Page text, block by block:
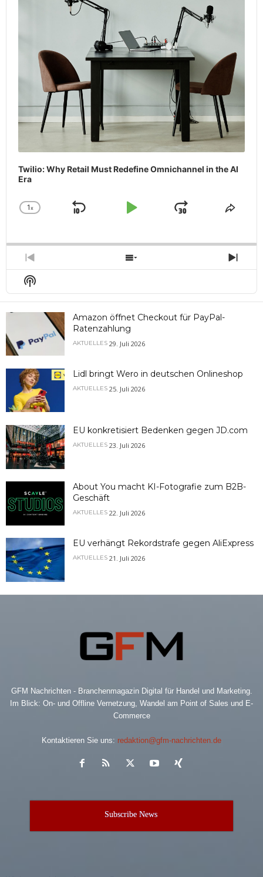
Twilio: Why Retail Must Redefine Omnichannel in the AI
Era
Change
1x
Skip
Play
Jump
Share
Previous
Episode
Show
Episodes
Next
Show
Podcast
Information
Amazon öffnet Checkout für PayPal-
Ratenzahlung
AKTUELLES 29. Juli 2026
Lidl bringt Wero in deutschen Onlineshop
AKTUELLES 25. Juli 2026
EU konkretisiert Bedenken gegen JD.com
AKTUELLES 23. Juli 2026
About You macht KI-Fotografie zum B2B-
Geschäft
AKTUELLES 22. Juli 2026
EU verhängt Rekordstrafe gegen AliExpress
AKTUELLES 21. Juli 2026
GFM Nachrichten - Branchenmagazin Digital für Handel und Marketing.
Im Blick: On- und Offline Vernetzung, Wandel am Point of Sales und E-
Commerce
Kontaktieren Sie uns: redaktion@gfm-nachrichten.de
Subscribe News